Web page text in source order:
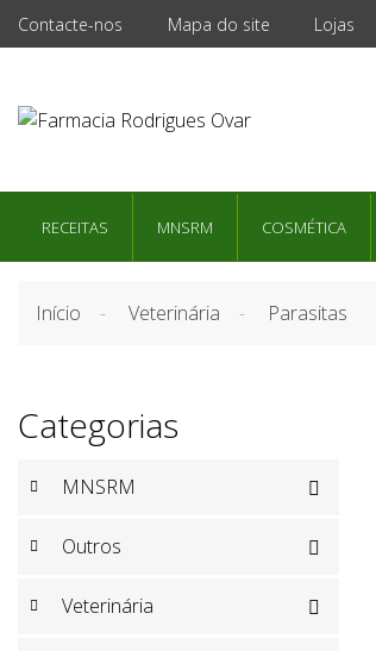
Contacte-nos Mapa do site Lojas
RECEITAS MNSRM COSMÉTICA
Início Veterinária Parasitas
Categorias
MNSRM 
Outros 
Veterinária 